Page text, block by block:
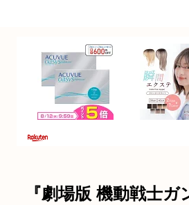
『劇場版 機動戦士